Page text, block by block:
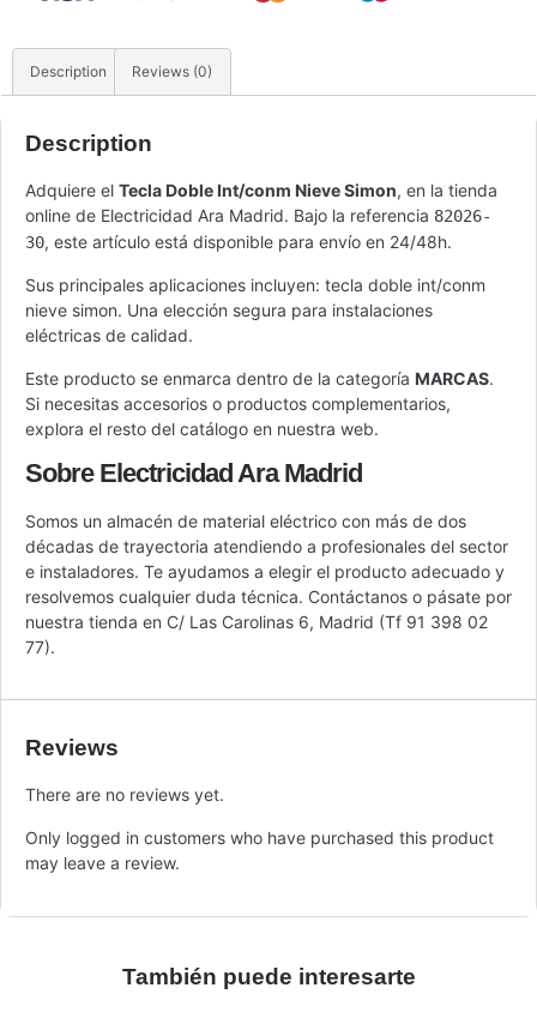
Description Reviews (0)
Description
Adquiere el Tecla Doble Int/conm Nieve Simon, en la tienda
online de Electricidad Ara Madrid. Bajo la referencia 82026-
30, este artículo está disponible para envío en 24/48h.
Sus principales aplicaciones incluyen: tecla doble int/conm
nieve simon. Una elección segura para instalaciones
eléctricas de calidad.
Este producto se enmarca dentro de la categoría MARCAS.
Si necesitas accesorios o productos complementarios,
explora el resto del catálogo en nuestra web.
Sobre Electricidad Ara Madrid
Somos un almacén de material eléctrico con más de dos
décadas de trayectoria atendiendo a profesionales del sector
e instaladores. Te ayudamos a elegir el producto adecuado y
resolvemos cualquier duda técnica. Contáctanos o pásate por
nuestra tienda en C/ Las Carolinas 6, Madrid (Tf 91 398 02
77).
Reviews
There are no reviews yet.
Only logged in customers who have purchased this product
may leave a review.
También puede interesarte